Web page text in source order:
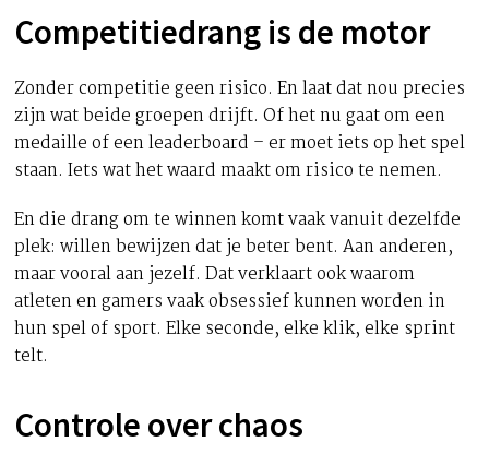
Competitiedrang is de motor
Zonder competitie geen risico. En laat dat nou precies
zijn wat beide groepen drijft. Of het nu gaat om een
medaille of een leaderboard – er moet iets op het spel
staan. Iets wat het waard maakt om risico te nemen.
En die drang om te winnen komt vaak vanuit dezelfde
plek: willen bewijzen dat je beter bent. Aan anderen,
maar vooral aan jezelf. Dat verklaart ook waarom
atleten en gamers vaak obsessief kunnen worden in
hun spel of sport. Elke seconde, elke klik, elke sprint
telt.
Controle over chaos